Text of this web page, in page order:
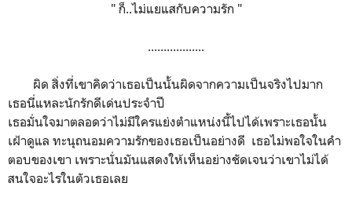
" ก็..ไม่แยแสกับความรัก "
..................
ผิด สิ่งที่เขาคิดว่าเธอเป็นนั้นผิดจากความเป็นจริงไปมาก
เธอนี่แหละนักรักดีเด่นประจำปี
เธอมั่นใจมาตลอดว่าไม่มีใครแย่งตำแหน่งนี้ไปได้เพราะเธอนั้น
เฝ้าดูแล ทะนุถนอมความรักของเธอเป็นอย่างดี เธอไม่พอใจในคำ
ตอบของเขา เพราะนั่นมันแสดงให้เห็นอย่างชัดเจนว่าเขาไม่ได้
สนใจอะไรในตัวเธอเลย